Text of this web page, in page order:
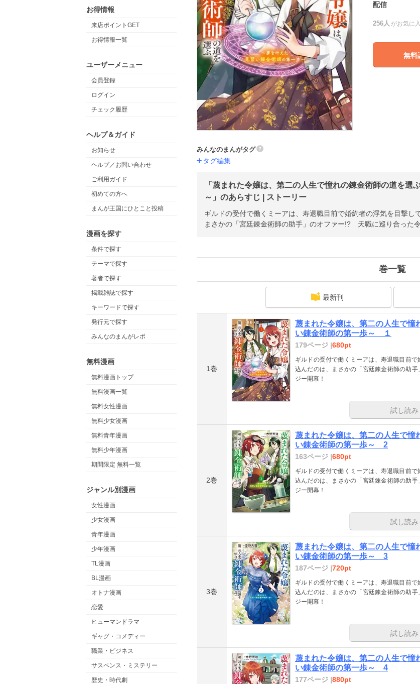
お得情報
来店ポイントGET
お得情報一覧
ユーザーメニュー
会員登録
ログイン
チェック履歴
ヘルプ＆ガイド
お知らせ
ヘルプ／お問い合わせ
ご利用ガイド
初めての方へ
まんが王国にひとこと投稿
漫画を探す
条件で探す
テーマで探す
著者で探す
掲載雑誌で探す
キーワードで探す
発行元で探す
みんなのまんがレポ
無料漫画
無料漫画トップ
無料漫画一覧
無料女性漫画
無料少女漫画
無料青年漫画
無料少年漫画
期間限定 無料一覧
ジャンル別漫画
女性漫画
少女漫画
青年漫画
少年漫画
TL漫画
BL漫画
オトナ漫画
恋愛
ヒューマンドラマ
ギャグ・コメディー
職業・ビジネス
サスペンス・ミステリー
歴史・時代劇
配信
256人 がお気に
無料
みんなのまんがタグ
タグ編集
「蔑まれた令嬢は、第二の人生で憧れの錬金術師の道を
～」のあらすじ | ストーリー
ギルドの受付で働くミーアは、寿退職目前で婚約者の浮気を目撃し
まさかの「宮廷錬金術師の助手」のオファー!? 天職に巡り合った
巻一覧
最新刊
1巻
蔑まれた令嬢は、第二の人生で
い錬金術師の第一歩～ １
179ページ |680pt
ギルドの受付で働くミーアは、寿退職目前
込んだのは、まさかの「宮廷錬金術師の助
ジー開幕！
試し読み
2巻
蔑まれた令嬢は、第二の人生で
い錬金術師の第一歩～ 2
163ページ |680pt
ギルドの受付で働くミーアは、寿退職目前
込んだのは、まさかの「宮廷錬金術師の助
ジー開幕！
試し読み
3巻
蔑まれた令嬢は、第二の人生で
い錬金術師の第一歩～ 3
187ページ |720pt
ギルドの受付で働くミーアは、寿退職目前
込んだのは、まさかの「宮廷錬金術師の助
ジー開幕！
試し読み
蔑まれた令嬢は、第二の人生で
い錬金術師の第一歩～ 4
177ページ |880pt